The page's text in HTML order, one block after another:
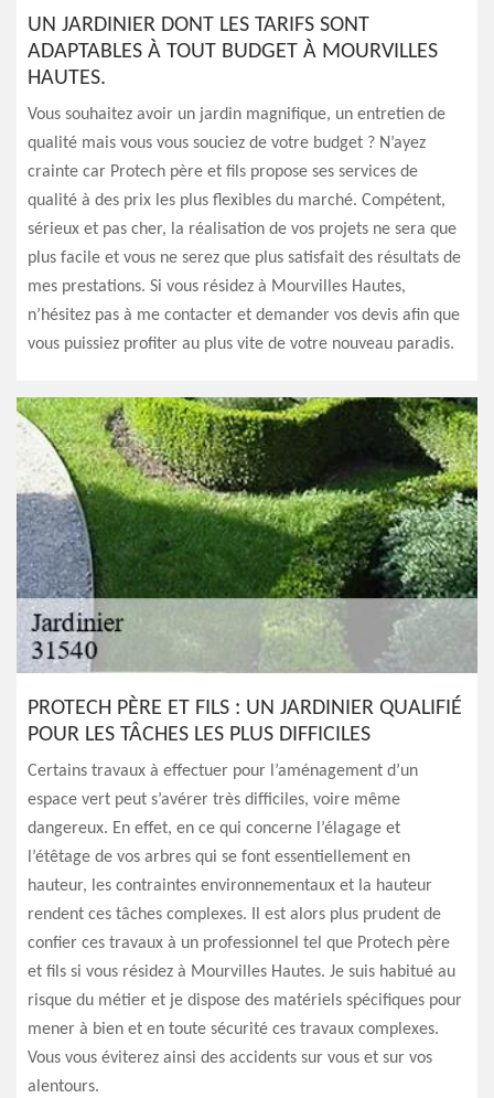
UN JARDINIER DONT LES TARIFS SONT
ADAPTABLES À TOUT BUDGET À MOURVILLES
HAUTES.
Vous souhaitez avoir un jardin magnifique, un entretien de
qualité mais vous vous souciez de votre budget ? N’ayez
crainte car Protech père et fils propose ses services de
qualité à des prix les plus flexibles du marché. Compétent,
sérieux et pas cher, la réalisation de vos projets ne sera que
plus facile et vous ne serez que plus satisfait des résultats de
mes prestations. Si vous résidez à Mourvilles Hautes,
n’hésitez pas à me contacter et demander vos devis afin que
vous puissiez profiter au plus vite de votre nouveau paradis.
PROTECH PÈRE ET FILS : UN JARDINIER QUALIFIÉ
POUR LES TÂCHES LES PLUS DIFFICILES
Certains travaux à effectuer pour l’aménagement d’un
espace vert peut s’avérer très difficiles, voire même
dangereux. En effet, en ce qui concerne l’élagage et
l’étêtage de vos arbres qui se font essentiellement en
hauteur, les contraintes environnementaux et la hauteur
rendent ces tâches complexes. Il est alors plus prudent de
confier ces travaux à un professionnel tel que Protech père
et fils si vous résidez à Mourvilles Hautes. Je suis habitué au
risque du métier et je dispose des matériels spécifiques pour
mener à bien et en toute sécurité ces travaux complexes.
Vous vous éviterez ainsi des accidents sur vous et sur vos
alentours.